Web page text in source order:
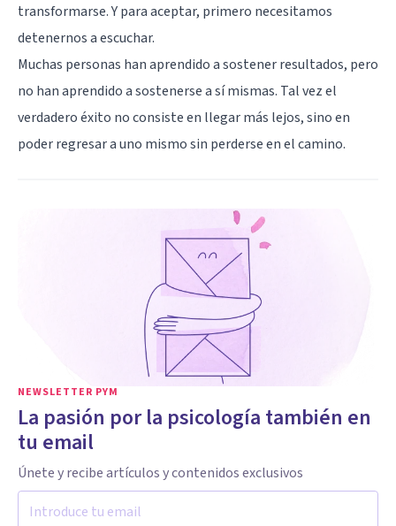
transformarse. Y para aceptar, primero necesitamos
detenernos a escuchar.
Muchas personas han aprendido a sostener resultados, pero
no han aprendido a sostenerse a sí mismas. Tal vez el
verdadero éxito no consiste en llegar más lejos, sino en
poder regresar a uno mismo sin perderse en el camino.
NEWSLETTER PYM
La pasión por la psicología también en
tu email
Únete y recibe artículos y contenidos exclusivos